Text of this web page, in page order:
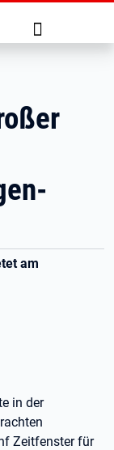
Anmelden
am
in der
Zeitfenster für